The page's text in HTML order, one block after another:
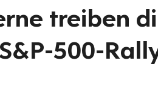
treiben
500-